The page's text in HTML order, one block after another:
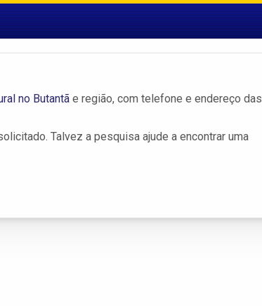
no Butantã e região, com telefone e endereço das
Talvez a pesquisa ajude a encontrar uma